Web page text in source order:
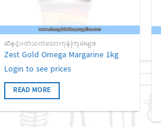
ဆီနှင့်ပတ်သက်သောကုန်ကြမ်းများ
Zest Gold Omega Margarine 1kg
Login to see prices
READ MORE